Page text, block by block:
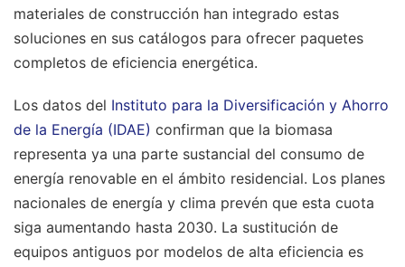
materiales de construcción han integrado estas
soluciones en sus catálogos para ofrecer paquetes
completos de eficiencia energética.
Los datos del Instituto para la Diversificación y Ahorro
de la Energía (IDAE) confirman que la biomasa
representa ya una parte sustancial del consumo de
energía renovable en el ámbito residencial. Los planes
nacionales de energía y clima prevén que esta cuota
siga aumentando hasta 2030. La sustitución de
equipos antiguos por modelos de alta eficiencia es